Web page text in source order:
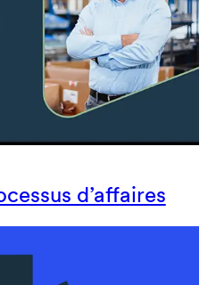
d’affaires